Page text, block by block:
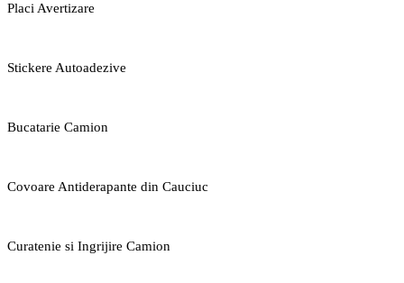
Placi Avertizare
Stickere Autoadezive
Bucatarie Camion
Covoare Antiderapante din Cauciuc
Curatenie si Ingrijire Camion